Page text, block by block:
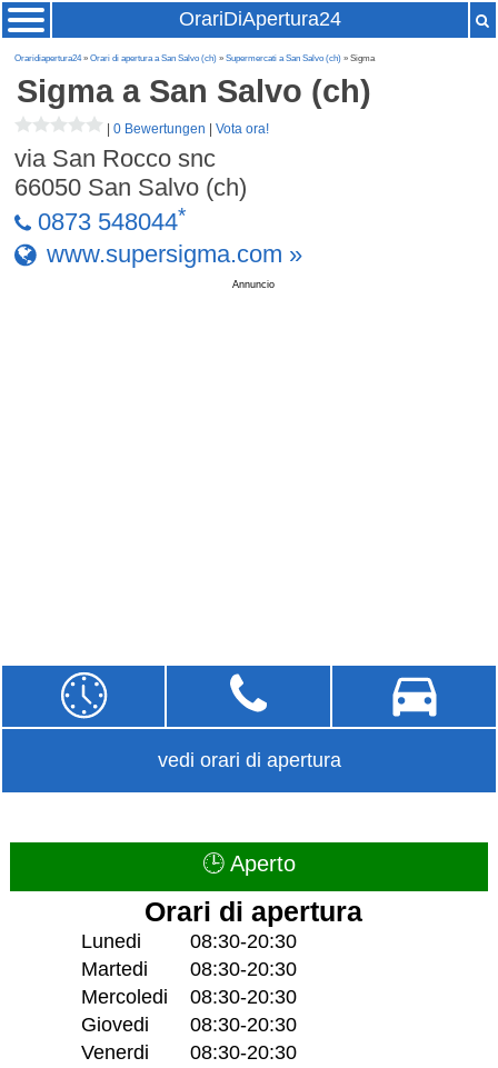
OrariDiApertura24
Oraridiapertura24»Orari di apertura a San Salvo (ch) »Supermercati a San Salvo (ch) » Sigma
Sigmaa San Salvo (ch)
|0 Bewertungen |Vota ora!
via San Rocco snc
66050 San Salvo (ch)
0873 548044*
www.supersigma.com »
Annuncio
vedi orari di apertura
🕒 Aperto
Orari di apertura
Lunedi
08:30-20:30
Martedi
08:30-20:30
Mercoledi
08:30-20:30
Giovedi
08:30-20:30
Venerdi
08:30-20:30